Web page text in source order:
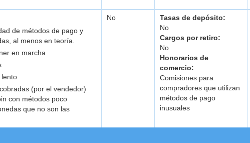
de métodos de pago y
al menos en teoría.
en marcha
lento
(por el vendedor)
con métodos poco
que no son las
No
Tasas de depósito:
No
Cargos por retiro:
No
Honorarios de
comercio:
Comisiones para
compradores que utilizan
métodos de pago
inusuales